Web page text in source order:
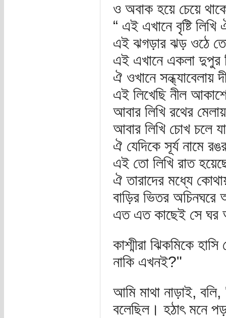
ও অবাক হয়ে চেয়ে
“ এই এখানে বৃষ্টি
এই ঝগড়ার ঝড় ওঠে
এই এখানে একলা দুপুর
ঐ ওখানে সন্ধ্যাবেলায়
এই লিখেছি নীল
আবার লিখি রথের
আবার লিখি চোখ চলে
ঐ যেদিকে সূর্য নামে
এই তো লিখি রাত
ঐ তারাদের মধ্যে
বাড়ির ভিতর অচিনঘরে
এত এত কাছেই সে ঘর
কাশ্মীরা ঝিকমিকে
নাকি এখনই?"
আমি মাথা নাড়াই,
বলেছিল। হঠাৎ মনে